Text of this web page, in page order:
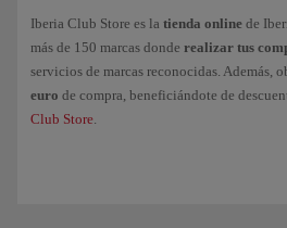
Iberia Club Store es la tienda online de
más de 150 marcas donde realizar tus
servicios de marcas reconocidas. Además,
euro de compra, beneficiándote de
Club Store.